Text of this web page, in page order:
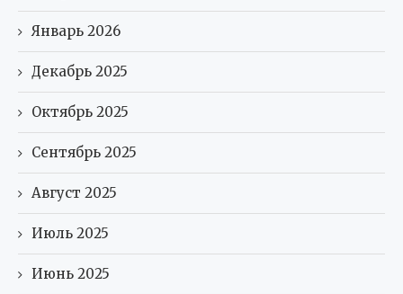
Январь 2026
Декабрь 2025
Октябрь 2025
Сентябрь 2025
Август 2025
Июль 2025
Июнь 2025